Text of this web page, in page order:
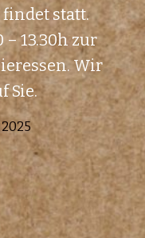
findet statt.
– 13.30h zur
Wir
Sie.